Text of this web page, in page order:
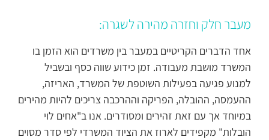
מעבר חלק וחזרה מהירה לשגרה:
אחד הדברים הקריטיים במעבר בין משרדים הוא הזמן בו
המשרד מושבת מעבודה. זמן כידוע שווה כסף ובשביל
למנוע פגיעה בפעילות השוטפת של המשרד, האריזה,
ההעמסה, ההובלה, הפריקה וההרכבה צריכים להיות מהירים
במיוחד אך עם זאת זהירים ומסודרים. אנו ב"אחים לוי
הובלות" מקפידים לארוז את הציוד המשרדי לפי סדר מסוים